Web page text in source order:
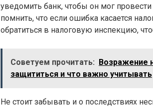
уведомить банк, чтобы он мог
помнить, что если ошибка касается
обратиться в налоговую инспекцию,
Советуем прочитать: Возражение
защититься и что важно учитывать
Не стоит забывать и о последствиях